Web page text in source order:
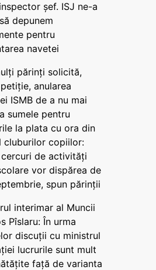
șef. ISJ ne-a
depunem
pentru
navetei
părinți solicită,
anularea
ISMB de a nu mai
sumele pentru
la plata cu ora din
cluburilor copiilor:
de activități
vor dispărea de
spun părinții
interimar al Muncii
Pîslaru: În urma
discuții cu ministrul
lucrurile sunt mult
față de varianta